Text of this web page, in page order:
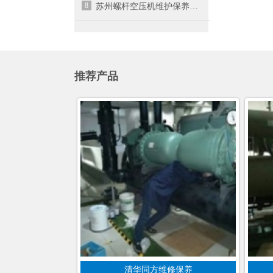
8 苏州螺杆空压机维护保养时这些问题需要了解
推荐产品
清华同方维修保养